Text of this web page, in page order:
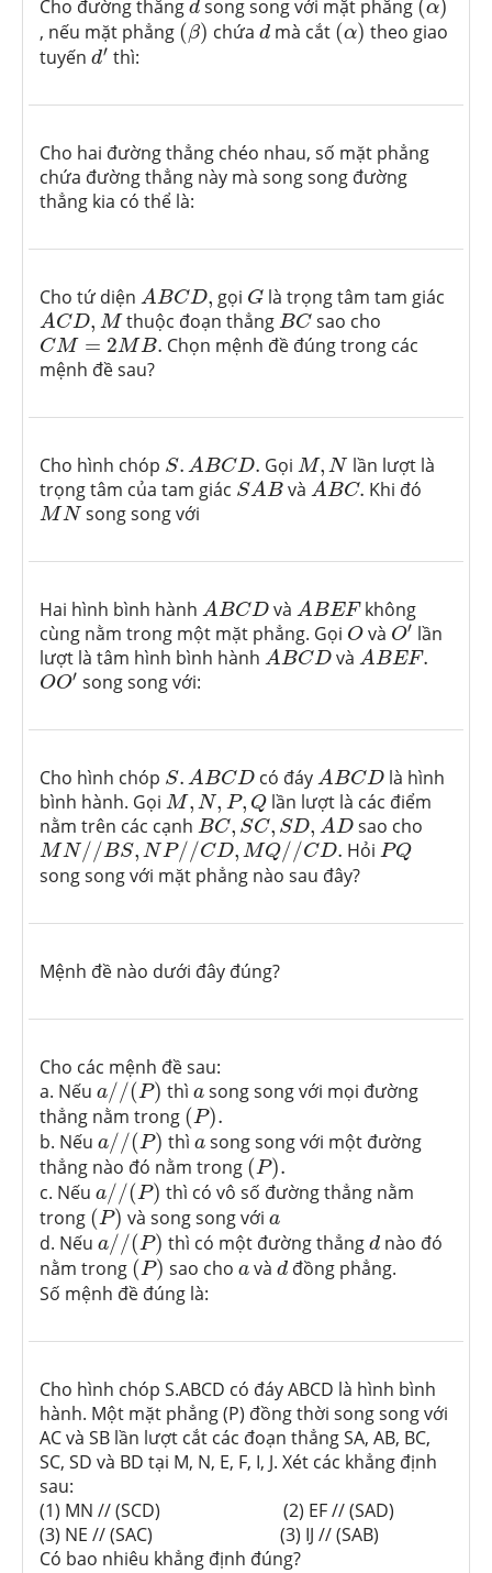
Cho đường thẳng d song song với mặt phẳng (α)
, nếu mặt phẳng (β)
(β) chứad
dmà cắt (α)
(α) theo giao
tuyến d′
d′thì:
Cho hai đường thẳng chéo nhau, số mặt phẳng
chứa đường thẳng này mà song song đường
thẳng kia có thể là:
Cho tứ diện ABCD,
A BCD, gọi G
Glà trọng tâm tam giác
ACD,
ACD, M
Mthuộc đoạn thẳngBC
BC sao cho
CM = 2MB.
CM=2MB.
Chọn mệnh đề đúng trong các
mệnh đề sau?
Cho hình chóp S. ABCD.
S. B CD. Gọi M, N
M, N
lần lượt là
trọng tâm của tam giác SAB
SAB và ABC.
ABC. Khi đó
MN
MN song song với
Hai hình bình hành ABCD
A BCD và ABEF
ABEF
không
cùng nằm trong một mặt phẳng. Gọi O
Ovà O′
O′ lần
lượt là tâm hình bình hành ABCD
ABCD và ABEF.
ABEF.
OO′
OO′ song song với:
Cho hình chóp S. ABCD
S. B CD có đáy ABCD
ABCD là hình
bình hành. Gọi M, N, P, Q
M,N,P,Q
lần lượt là các điểm
nằm trên các cạnh BC, SC, SD, AD
BC,S C,SD,AD sao cho
MN//BS, NP//CD, MQ//CD.
MN//BS,NP//CD,MQ//CD. HỏiPQ
PQ
song song với mặt phẳng nào sau đây?
Mệnh đề nào dưới đây đúng?
Cho các mệnh đề sau:
a. Nếu a//(P)
a//(P) thìa
asong song với mọi đường
thẳng nằm trong (P).
(P).
b. Nếu a//(P)
a//(P) thìa
asong song với một đường
thẳng nào đó nằm trong (P).
(P).
c. Nếu a//(P)
a//(P)
thì có vô số đường thẳng nằm
trong (P)
(P) và song song vớia
a
d. Nếu a//(P)
a //(P) thì có một đường thẳngd
d nào đó
nằm trong (P)
(P) sao choa
avàd
d đồng phẳng.
Số mệnh đề đúng là:
Cho hình chóp S.ABCD có đáy ABCD là hình bình
hành. Một mặt phẳng (P) đồng thời song song với
AC và SB lần lượt cắt các đoạn thẳng SA, AB, BC,
SC, SD và BD tại M, N, E, F, I, J. Xét các khẳng định
sau:
(1) MN // (SCD) (2) EF // (SAD)
(3) NE // (SAC) (3) IJ // (SAB)
Có bao nhiêu khẳng định đúng?